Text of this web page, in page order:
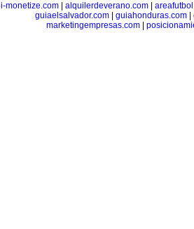
i-monetize.com
alquilerdeverano.com
guiaelsalvador.com| guiahonduras.com|
marketingempresas.com